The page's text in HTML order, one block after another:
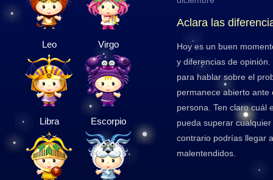
Leo Virgo
Libra Escorpio
Aclara las
Hoy es un buen
y diferencias de
para hablar sobre el
permanece abierto ante
persona. Ten claro cuál
pueda superar
contrario podrías llegar
malentendidos.